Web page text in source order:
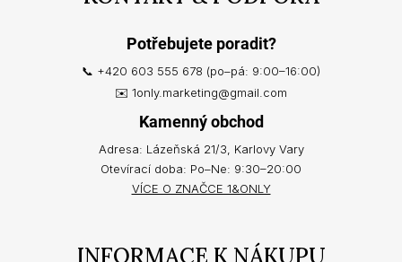
Potřebujete poradit?
📞 +420 603 555 678 (po–pá: 9:00–16:00)
✉️ 1only.marketing@gmail.com
Kamenný obchod
Adresa: Lázeňská 21/3, Karlovy Vary
Otevírací doba: Po–Ne: 9:30–20:00
VÍCE O ZNAČCE 1&ONLY
INFORMACE K NÁKUPU